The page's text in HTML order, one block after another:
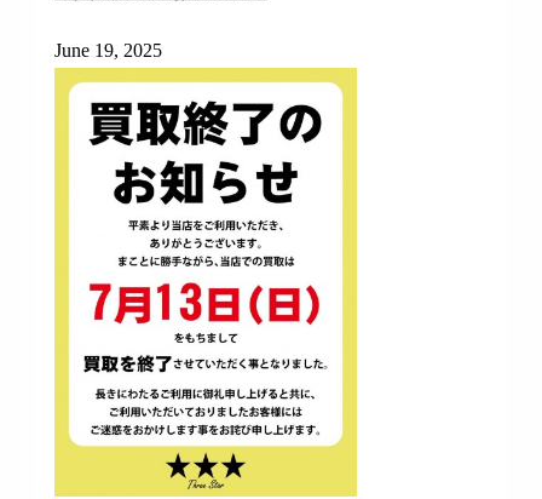
June 19, 2025